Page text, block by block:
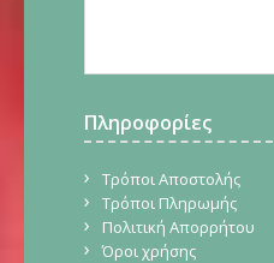
Πληροφορίες
Τρόποι Αποστολής
Τρόποι Πληρωμής
Πολιτική Απορρήτου
Όροι χρήσης